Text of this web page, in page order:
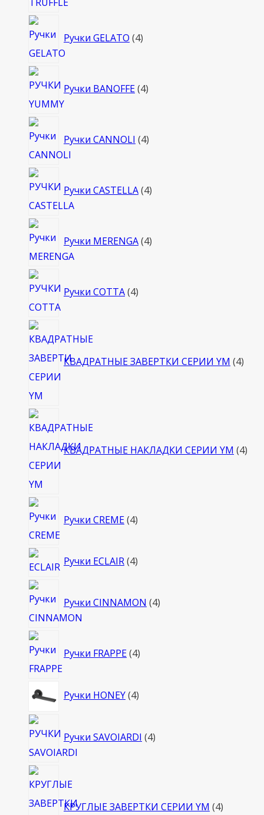
Ручки GELATO 4товара
Ручки BANOFFE 4товара
Ручки CANNOLI 4товара
Ручки CASTELLA 4товара
Ручки MERENGA 4товара
Ручки COTTA 4товара
КВАДРАТНЫЕ ЗАВЕРТКИ СЕРИИ YM 4
КВАДРАТНЫЕ НАКЛАДКИ СЕРИИ YM 4
Ручки CREME 4товара
Ручки ECLAIR 44
Ручки CINNAMON 4товара
Ручки FRAPPE 4товара
Ручки HONEY 44
Ручки SAVOIARDI 4товара
КРУГЛЫЕ ЗАВЕРТКИ СЕРИИ YM 4